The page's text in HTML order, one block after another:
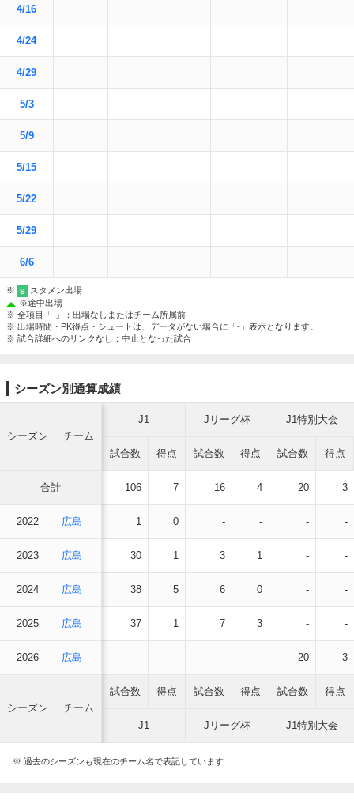
4/16
4/24
4/29
5/3
5/9
5/15
5/22
5/29
6/6
※ S
スタメン出場
※途中出場
※ 全項目「-」：出場なしまたはチーム所属前
※ 出場時間・PK得点・シュートは、データがない場合に「-」表示となります。
※ 試合詳細へのリンクなし：中止となった試合
シーズン別通算成績
シーズン チーム
J1 Jリーグ杯 J1特別大会
試合数 得点 試合数 得点 試合数 得点
合計 106 7 16 4 20 3
2022 広島 1 0 - - - -
2023 広島 30 1 3 1 - -
2024 広島 38 5 6 0 - -
2025 広島 37 1 7 3 - -
2026 広島 - - - - 20 3
シーズン チーム
試合数 得点 試合数 得点 試合数 得点
J1 Jリーグ杯 J1特別大会
※ 過去のシーズンも現在のチーム名で表記しています